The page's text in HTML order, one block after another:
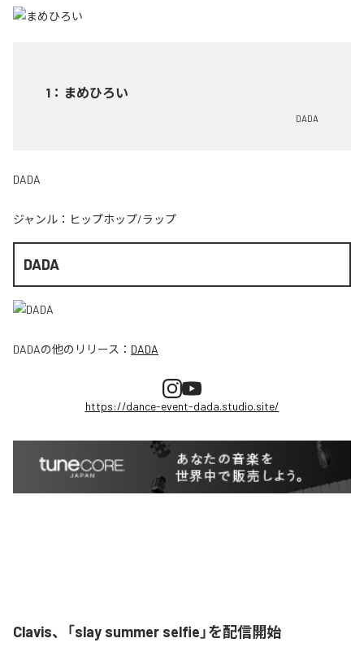
1 ： まめひろい
DADA
DADA
ジャンル： ヒップホップ/ラップ
DADA
DADAの他のリリース： DADA
https://dance-event-dada.studio.site/
Clavis、「slay summer selfie」を配信開始